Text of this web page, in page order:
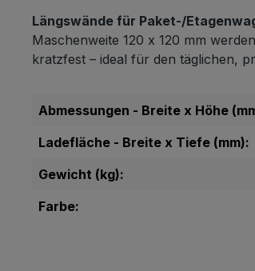
Längswände für Paket-/
Maschenweite 120 x 120 mm
kratzfest – ideal für den täglichen,
Abmessungen - Breite x Höhe
Ladefläche - Breite x Tiefe (mm):
Gewicht (kg):
Farbe: